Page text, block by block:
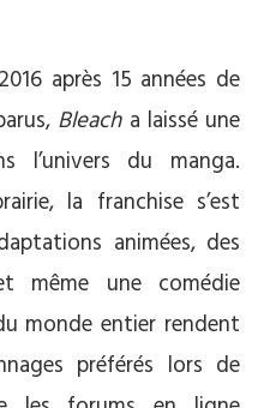
après 15 années de
Bleacha laissé une
l’univers du manga.
la franchise s’est
animées, des
même une comédie
monde entier rendent
préférés lors de